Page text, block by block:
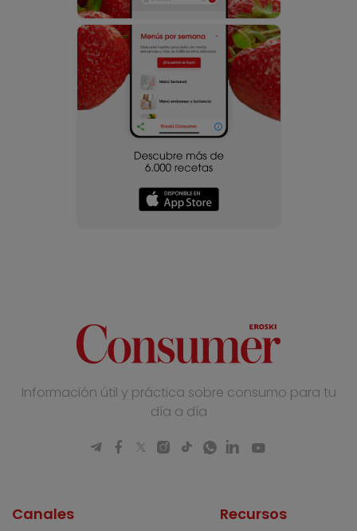
Información útil y práctica sobre consumo para tu
día a día
Canales Recursos